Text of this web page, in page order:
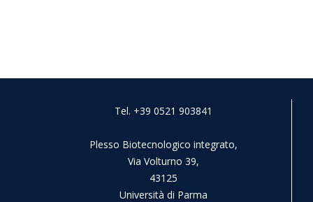
Tel. +39 0521 903841
Plesso Biotecnologico integrato,
Via Volturno 39,
43125
Università di Parma